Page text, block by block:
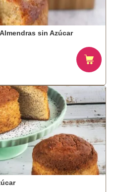
sin Azúcar